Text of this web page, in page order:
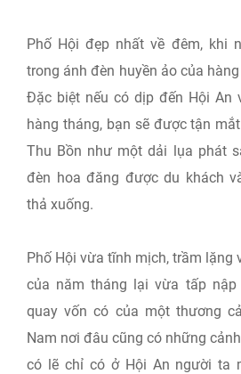
Phố Hội đẹp nhất về đêm, khi
trong ánh đèn huyền ảo của
Đặc biệt nếu có dịp đến Hội An
hàng tháng, bạn sẽ được tận
Thu Bồn như một dải lụa phát
đèn hoa đăng được du khách
thả xuống.
Phố Hội vừa tĩnh mịch, trầm lặng
của năm tháng lại vừa tấp
quay vốn có của một thương
Nam nơi đâu cũng có những
có lẽ chỉ có ở Hội An người ta